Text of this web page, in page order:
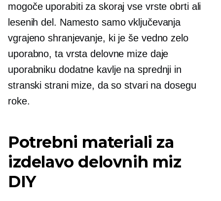
mogoče uporabiti za skoraj vse vrste obrti ali
lesenih del. Namesto samo vključevanja
vgrajeno shranjevanje, ki je še vedno zelo
uporabno, ta vrsta delovne mize daje
uporabniku dodatne kavlje na sprednji in
stranski strani mize, da so stvari na dosegu
roke.
Potrebni materiali za
izdelavo delovnih miz
DIY